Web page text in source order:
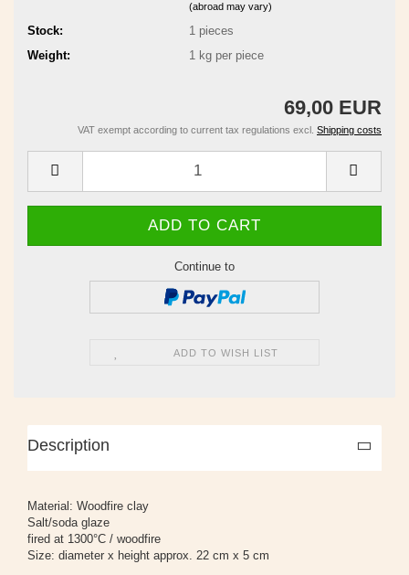
(abroad may vary)
Stock: 1 pieces
Weight:
1kg per piece
69,00 EUR
VAT exempt according to current tax regulations excl. Shipping costs
Continue to
ADD TO WISH LIST
Description
Material: Woodfire clay
Salt/soda glaze
fired at 1300°C / woodfire
Size: diameter x height approx. 22 cm x 5 cm